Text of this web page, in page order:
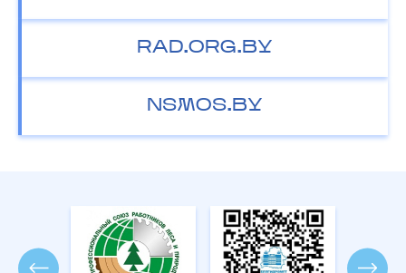
RAD.ORG.BY
NSMOS.BY